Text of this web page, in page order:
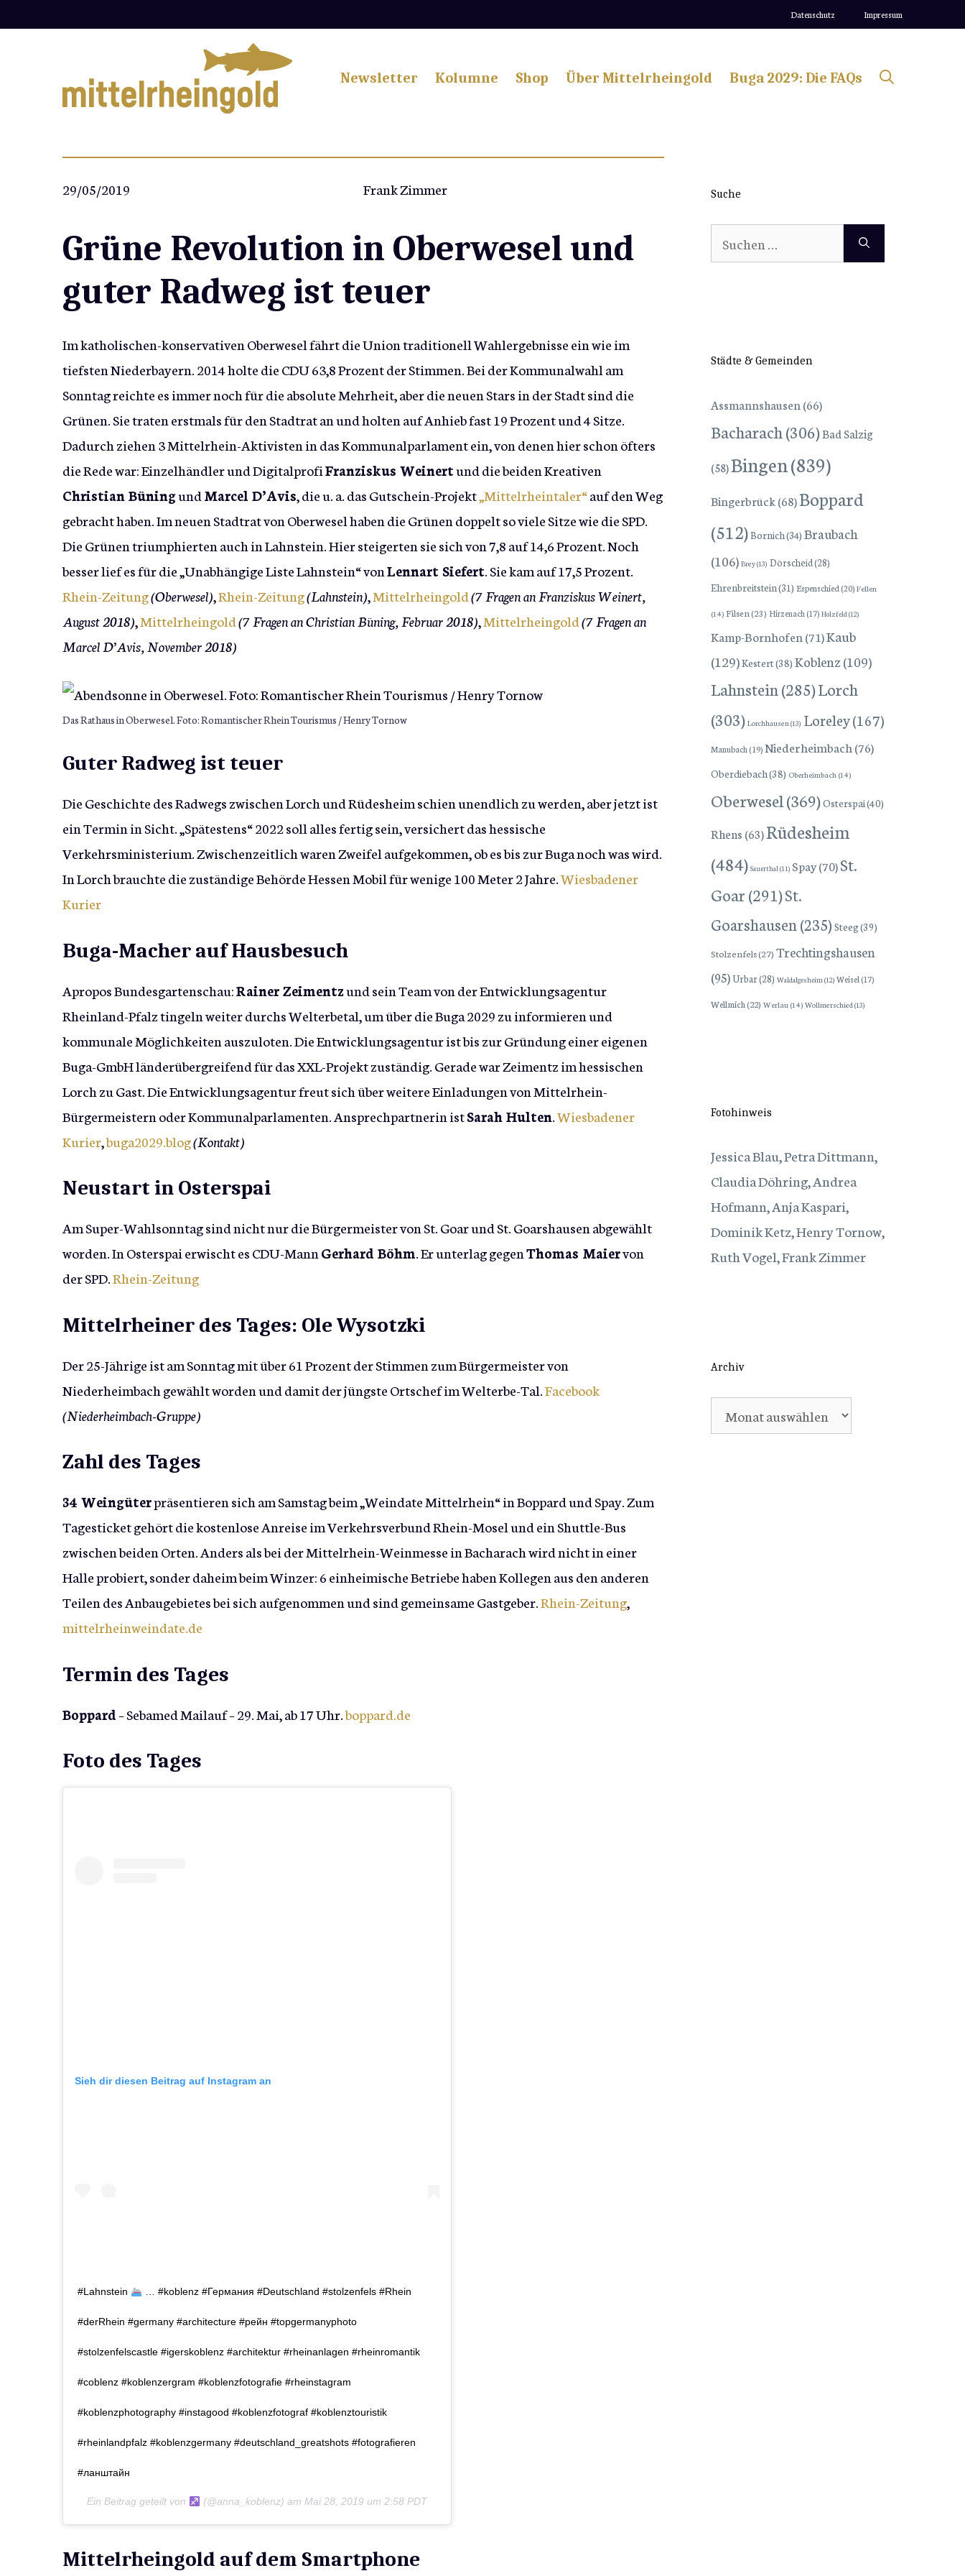
Datenschutz Impressum
Newsletter Kolumne Shop Über Mittelrheingold Buga 2029: Die FAQs
29/05/2019 Frank Zimmer
Grüne Revolution in Oberwesel und
guter Radweg ist teuer
Im katholischen-konservativen Oberwesel fährt die Union traditionell Wahlergebnisse ein wie im
tiefsten Niederbayern. 2014 holte die CDU 63,8 Prozent der Stimmen. Bei der Kommunalwahl am
Sonntag reichte es immer noch für die absolute Mehrheit, aber die neuen Stars in der Stadt sind die
Grünen. Sie traten erstmals für den Stadtrat an und holten auf Anhieb fast 19 Prozent und 4 Sitze.
Dadurch ziehen 3 Mittelrhein-Aktivisten in das Kommunalparlament ein, von denen hier schon öfters
die Rede war: Einzelhändler und DigitalprofiFranziskus Weinertund die beiden Kreativen
Christian BüningundMarcel D’Avis, die u. a. das Gutschein-Projekt„Mittelrheintaler“auf den Weg
gebracht haben. Im neuen Stadtrat von Oberwesel haben die Grünen doppelt so viele Sitze wie die SPD.
Die Grünen triumphierten auch in Lahnstein. Hier steigerten sie sich von 7,8 auf 14,6 Prozent. Noch
besser lief es für die „Unabhängige Liste Lahnstein“ vonLennart Siefert. Sie kam auf 17,5 Prozent.
Rhein-Zeitung(Oberwesel),Rhein-Zeitung(Lahnstein),Mittelrheingold(7 Fragen an Franziskus Weinert,
August 2018),Mittelrheingold(7 Fragen an Christian Büning, Februar 2018),Mittelrheingold(7 Fragen an
Marcel D’Avis, November 2018)
Das Rathaus in Oberwesel. Foto: Romantischer Rhein Tourismus / Henry Tornow
Guter Radweg ist teuer
Die Geschichte des Radwegs zwischen Lorch und Rüdesheim schien unendlich zu werden, aber jetzt ist
ein Termin in Sicht. „Spätestens“ 2022 soll alles fertig sein, versichert das hessische
Verkehrsministerium. Zwischenzeitlich waren Zweifel aufgekommen, ob es bis zur Buga noch was wird.
In Lorch brauchte die zuständige Behörde Hessen Mobil für wenige 100 Meter 2 Jahre.Wiesbadener
Kurier
Buga-Macher auf Hausbesuch
Apropos Bundesgartenschau:Rainer Zeimentzund sein Team von der Entwicklungsagentur
Rheinland-Pfalz tingeln weiter durchs Welterbetal, um über die Buga 2029 zu informieren und
kommunale Möglichkeiten auszuloten. Die Entwicklungsagentur ist bis zur Gründung einer eigenen
Buga-GmbH länderübergreifend für das XXL-Projekt zuständig. Gerade war Zeimentz im hessischen
Lorch zu Gast. Die Entwicklungsagentur freut sich über weitere Einladungen von Mittelrhein-
Bürgermeistern oder Kommunalparlamenten. Ansprechpartnerin istSarah Hulten.Wiesbadener
Kurier,buga2029.blog(Kontakt)
Neustart in Osterspai
Am Super-Wahlsonntag sind nicht nur die Bürgermeister von St. Goar und St. Goarshausen abgewählt
worden. In Osterspai erwischt es CDU-Mann Gerhard Böhm. Er unterlag gegenThomas Maiervon
der SPD.Rhein-Zeitung
Mittelrheiner des Tages: Ole Wysotzki
Der 25-Jährige ist am Sonntag mit über 61 Prozent der Stimmen zum Bürgermeister von
Niederheimbach gewählt worden und damit der jüngste Ortschef im Welterbe-Tal.Facebook
(Niederheimbach-Gruppe)
Zahl des Tages
34 Weingüterpräsentieren sich am Samstag beim „Weindate Mittelrhein“ in Boppard und Spay. Zum
Tagesticket gehört die kostenlose Anreise im Verkehrsverbund Rhein-Mosel und ein Shuttle-Bus
zwischen beiden Orten. Anders als bei der Mittelrhein-Weinmesse in Bacharach wird nicht in einer
Halle probiert, sonder daheim beim Winzer: 6 einheimische Betriebe haben Kollegen aus den anderen
Teilen des Anbaugebietes bei sich aufgenommen und sind gemeinsame Gastgeber.Rhein-Zeitung,
mittelrheinweindate.de
Termin des Tages
Boppard– Sebamed Mailauf – 29. Mai, ab 17 Uhr.boppard.de
Foto des Tages
Sieh dir diesen Beitrag auf Instagram an
#Lahnstein … #koblenz #Германия #Deutschland #stolzenfels #Rhein
#derRhein #germany #architecture #рейн #topgermanyphoto
#stolzenfelscastle #igerskoblenz #architektur #rheinanlagen #rheinromantik
#coblenz #koblenzergram #koblenzfotografie #rheinstagram
#koblenzphotography #instagood #koblenzfotograf #koblenztouristik
#rheinlandpfalz #koblenzgermany #deutschland_greatshots #fotografieren
#ланштайн
Ein Beitrag geteilt von (@anna_koblenz) am Mai 28, 2019 um 2:58 PDT
Mittelrheingold auf dem Smartphone
Suche
Suchen
nach:
Städte & Gemeinden
Assmannshausen (66)
Bacharach(306)Bad Salzig
(58)Bingen(839)
Bingerbrück(68)Boppard
(512)Bornich(34) Braubach
(106) Brey(13) Dörscheid(28)
Ehrenbreitstein(31) Espenschied (20) Fellen
(14) Filsen(23) Hirzenach (17) Holzfeld(12)
Kamp-Bornhofen (71)Kaub
(129)Kestert(38) Koblenz(109)
Lahnstein(285)Lorch
(303) Lorchhausen (13) Loreley(167)
Manubach (19) Niederheimbach (76)
Oberdiebach(38) Oberheimbach (14)
Oberwesel(369)Osterspai(40)
Rhens (63)Rüdesheim
(484) Sauerthal(11) Spay(70)St.
Goar(291)St.
Goarshausen (235) Steeg(39)
Stolzenfels(27) Trechtingshausen
(95)Urbar(28) Waldalgesheim(12) Weisel (17)
Wellmich (22) Werlau (14) Wollmerschied (13)
Fotohinweis
Jessica Blau, Petra Dittmann,
Claudia Döhring, Andrea
Hofmann, Anja Kaspari,
Dominik Ketz, Henry Tornow,
Ruth Vogel, Frank Zimmer
Archiv
Archiv